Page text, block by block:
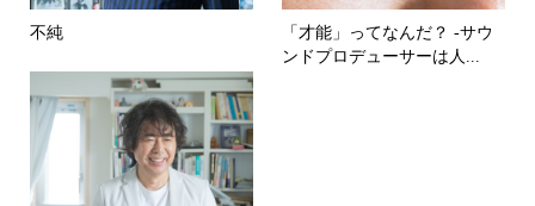
不純
「才能」ってなんだ？ -サウ
ンドプロデューサーは人...